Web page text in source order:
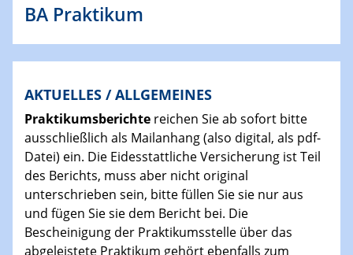
BA Praktikum
AKTUELLES / ALLGEMEINES
Praktikumsberichte reichen Sie ab sofort bitte
ausschließlich als Mailanhang (also digital, als pdf-
Datei) ein. Die Eidesstattliche Versicherung ist Teil
des Berichts, muss aber nicht original
unterschrieben sein, bitte füllen Sie sie nur aus
und fügen Sie sie dem Bericht bei. Die
Bescheinigung der Praktikumsstelle über das
abgeleistete Praktikum gehört ebenfalls zum